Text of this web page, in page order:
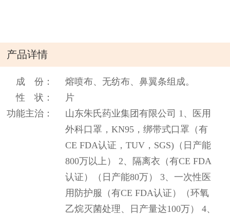
产品详情
成 份：
熔喷布、无纺布、鼻翼条组成。
性 状：
片
功能主治：
山东朱氏药业集团有限公司 1、医用
外科口罩，KN95，绑带式口罩（有
CE FDA认证，TUV，SGS)（日产能
800万以上） 2、隔离衣（有CE FDA
认证）（日产能80万） 3、一次性医
用防护服（有CE FDA认证）（环氧
乙烷灭菌处理、日产量达100万） 4、